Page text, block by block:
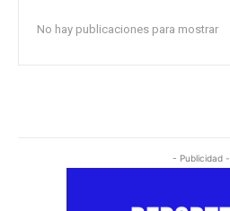
- Publicidad -
No hay publicaciones para mostrar